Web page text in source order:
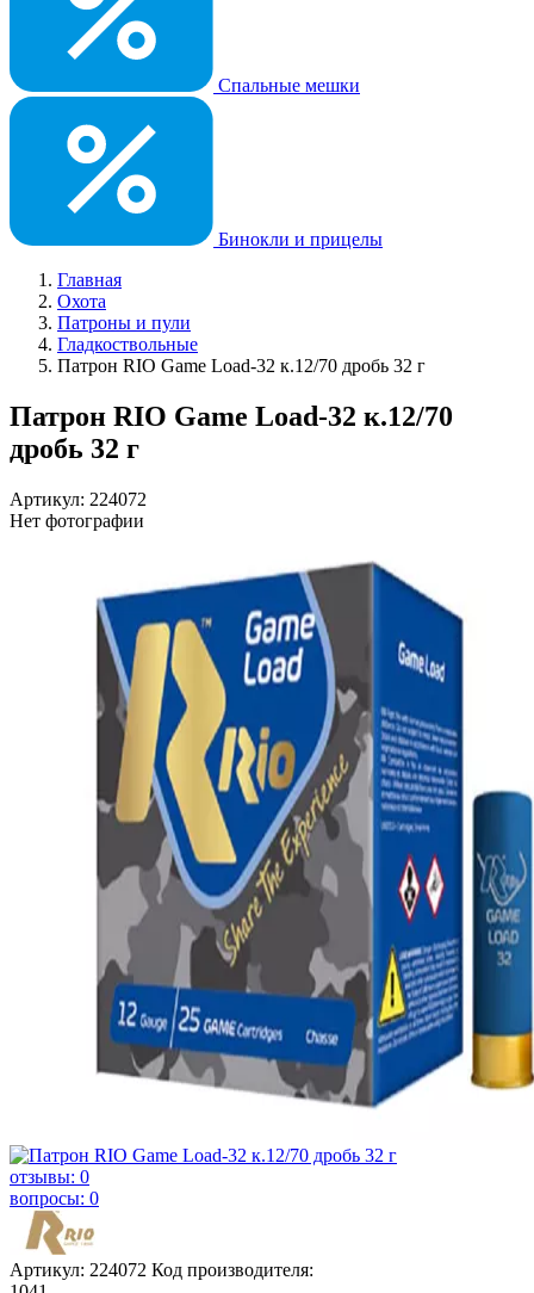
Спальные мешки
Бинокли и прицелы
Главная
Охота
Патроны и пули
Гладкоствольные
Патрон RIO Game Load-32 к.12/70 дробь 32 г
Патрон RIO Game Load-32 к.12/70
дробь 32 г
Артикул: 224072
Нет фотографии
отзывы: 0
вопросы: 0
Артикул: 224072 Код производителя: